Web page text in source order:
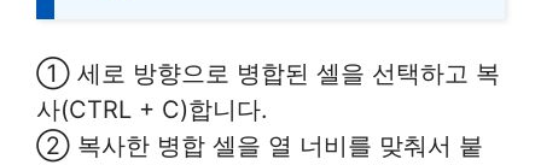
① 세로 방향으로 병합된 셀을 선택하고 복
사(CTRL + C)합니다.
② 복사한 병합 셀을 열 너비를 맞춰서 붙